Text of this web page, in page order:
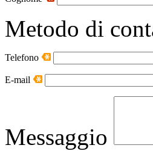
Metodo di
Telefono
E-mail
Messaggio